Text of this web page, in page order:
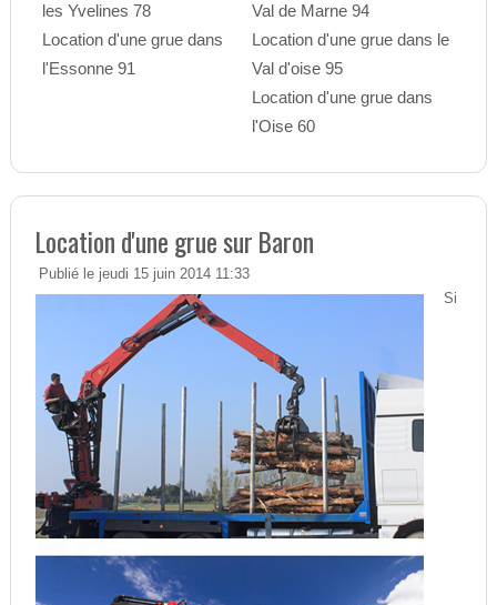
les Yvelines 78
Location d'une grue dans
l'Essonne 91
Val de Marne 94
Location d'une grue dans le
Val d'oise 95
Location d'une grue dans
l'Oise 60
Location d'une grue sur Baron
Publié le jeudi 15 juin 2014 11:33
Si